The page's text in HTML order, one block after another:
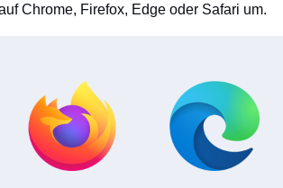
Chrome, Firefox, Edge oder Safari um.